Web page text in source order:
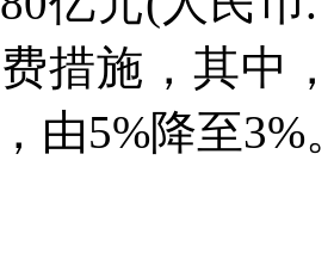
措施，其中
由5%降至3%